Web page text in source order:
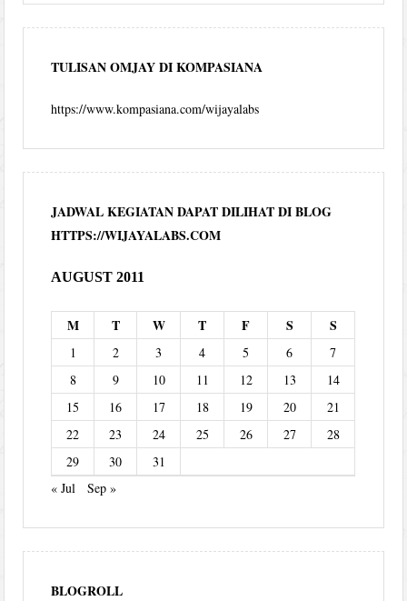
TULISAN OMJAY DI KOMPASIANA
https://www.kompasiana.com/wijayalabs
JADWAL KEGIATAN DAPAT DILIHAT DI BLOG
HTTPS://WIJAYALABS.COM
AUGUST 2011
M T W T F S S
1 2 3 4 5 6
7
8
9 10 11 12 13
14
15
16 17 18 19 20
21
22
23 24 25 26 27
28
29
30
31
« Jul
Sep »
BLOGROLL